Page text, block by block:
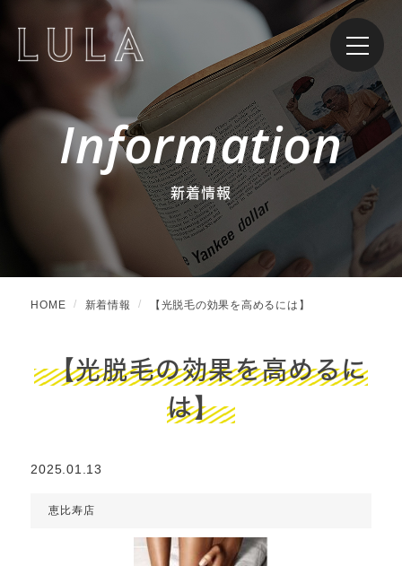
Information
新着情報
HOME 新着情報 【光脱毛の効果を高めるには】
【光脱毛の効果を高めるに
は】
2025.01.13
恵比寿店